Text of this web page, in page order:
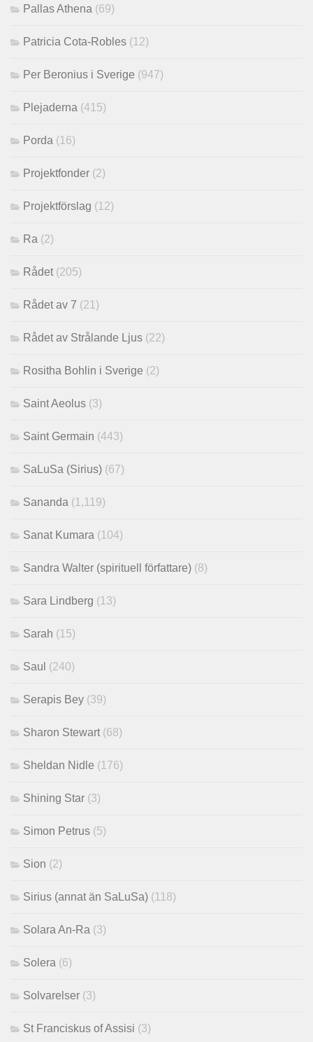
Pallas Athena (69)
Patricia Cota-Robles (12)
Per Beronius i Sverige (947)
Plejaderna (415)
Porda (16)
Projektfonder (2)
Projektförslag (12)
Ra (2)
Rådet (205)
Rådet av 7 (21)
Rådet av Strålande Ljus (22)
Rositha Bohlin i Sverige (2)
Saint Aeolus (3)
Saint Germain (443)
SaLuSa (Sirius) (67)
Sananda (1,119)
Sanat Kumara (104)
Sandra Walter (spirituell författare) (8)
Sara Lindberg (13)
Sarah (15)
Saul (240)
Serapis Bey (39)
Sharon Stewart (68)
Sheldan Nidle (176)
Shining Star (3)
Simon Petrus (5)
Sion (2)
Sirius (annat än SaLuSa) (118)
Solara An-Ra (3)
Solera (6)
Solvarelser (3)
St Franciskus of Assisi (3)